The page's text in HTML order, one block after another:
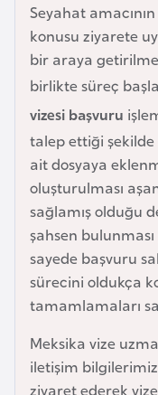
Seyahat
konusu ziyarete
bir araya
birlikte süreç
vizesi başvuru
talep ettiği
ait dosyaya
oluşturulması
sağlamış olduğu
şahsen
sayede başvuru
sürecini oldukça
tamamlamaları
Meksika vize
iletişim
ziyaret ederek
a
r
u
s
B
e
l
ç
i
k
a
e
n